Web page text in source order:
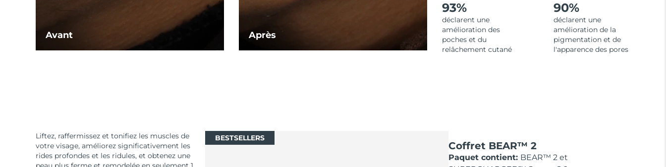
Avant Après
93%
déclarent une
amélioration des
poches et du
relâchement cutané
90%
déclarent une
amélioration de la
pigmentation et de
l'apparence des pores
BESTSELLERS
Coffret BEAR™ 2
Paquet contient: BEAR™ 2 et
Liftez, raffermissez et tonifiez les muscles de
votre visage, améliorez significativement les
rides profondes et les ridules, et obtenez une